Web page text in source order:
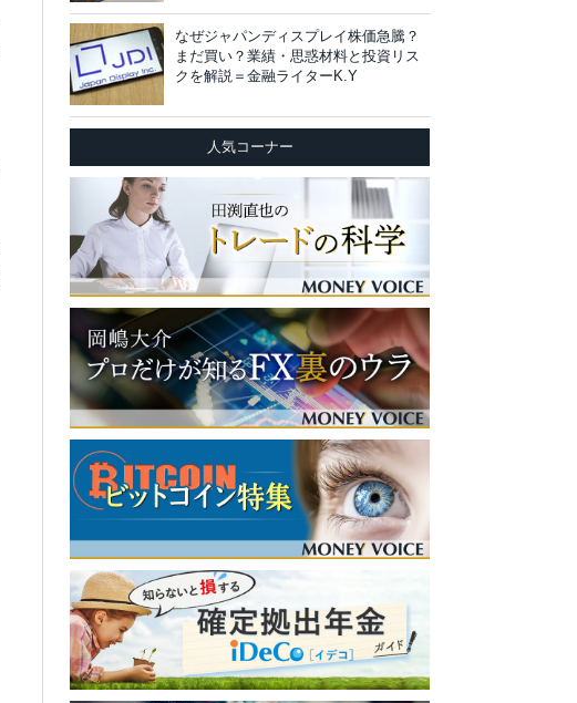
なぜジャパンディスプレイ株価急騰？
まだ買い？業績・思惑材料と投資リス
クを解説＝金融ライターK.Y
人気コーナー